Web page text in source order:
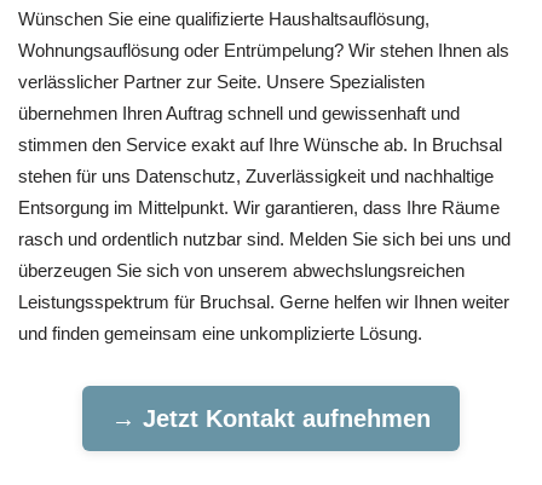
Wünschen Sie eine qualifizierte Haushaltsauflösung,
Wohnungsauflösung oder Entrümpelung? Wir stehen Ihnen als
verlässlicher Partner zur Seite. Unsere Spezialisten
übernehmen Ihren Auftrag schnell und gewissenhaft und
stimmen den Service exakt auf Ihre Wünsche ab. In Bruchsal
stehen für uns Datenschutz, Zuverlässigkeit und nachhaltige
Entsorgung im Mittelpunkt. Wir garantieren, dass Ihre Räume
rasch und ordentlich nutzbar sind. Melden Sie sich bei uns und
überzeugen Sie sich von unserem abwechslungsreichen
Leistungsspektrum für Bruchsal. Gerne helfen wir Ihnen weiter
und finden gemeinsam eine unkomplizierte Lösung.
→ Jetzt Kontakt aufnehmen